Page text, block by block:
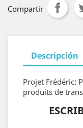
Compartir
Descripción
Projet Frédéric:
produits de